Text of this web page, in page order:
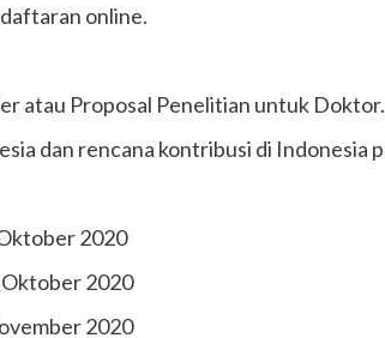
online.
atau Proposal Penelitian untuk Doktor.
dan rencana kontribusi di Indonesia
2020
2020
2020